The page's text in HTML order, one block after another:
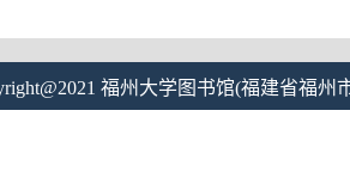
福州大学图书馆(福建省福州